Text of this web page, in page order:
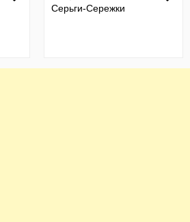
Серьги-Сережки